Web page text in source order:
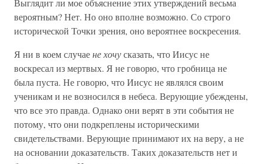
Выглядит ли мое объяснение этих утверждений весьма
вероятным? Нет. Но оно вполне возможно. Со строго
исторической Точки зрения, оно вероятнее воскресения.
Я ни в коем случаене хочусказать, что Иисус не
воскресал из мертвых. Я не говорю, что гробница не
была пуста. Не говорю, что Иисус не являлся своим
ученикам и не возносился в небеса. Верующие убеждены,
что все это правда. Однако они верят в эти события не
потому, что они подкреплены историческими
свидетельствами. Верующие принимают их на веру, а не
на основании доказательств. Таких доказательств нет и